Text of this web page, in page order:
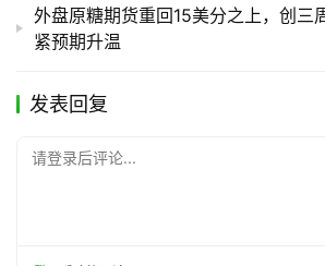
外盘原糖期货重回15美分之上，创三
紧预期升温
发表回复
请登录后评论...